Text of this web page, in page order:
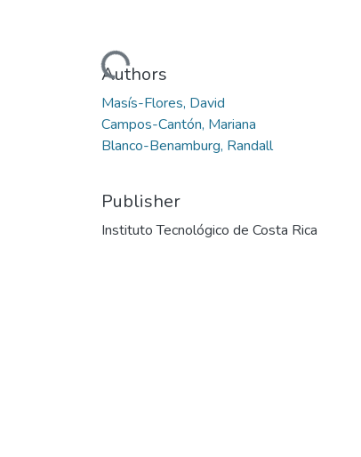
Loading...
Authors
Masís-Flores, David
Campos-Cantón, Mariana
Blanco-Benamburg, Randall
Publisher
Instituto Tecnológico de Costa Rica